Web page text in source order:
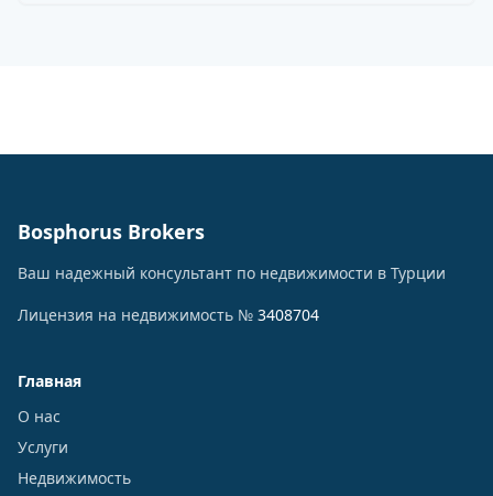
Bosphorus Brokers
Ваш надежный консультант по недвижимости в Турции
Лицензия на недвижимость № 3408704
Главная
О нас
Услуги
Недвижимость